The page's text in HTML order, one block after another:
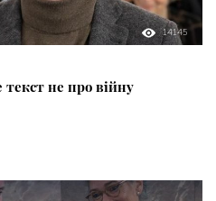
14145
не про війну